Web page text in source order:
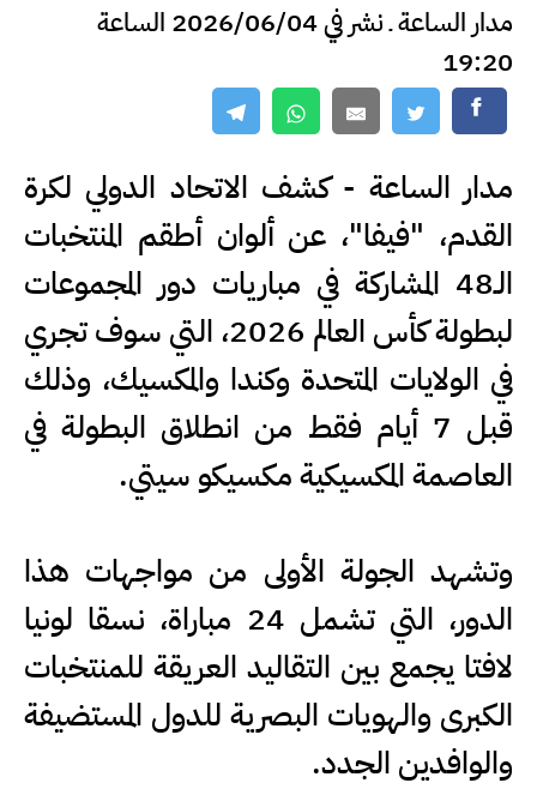
مدار الساعة ـ نشر في 2026/06/04 الساعة
19:20
مدار الساعة - كشف الاتحاد الدولي لكرة
القدم، "فيفا"، عن ألوان أطقم المنتخبات
الـ48 المشاركة في مباريات دور المجموعات
لبطولة كأس العالم 2026، التي سوف تجري
في الولايات المتحدة وكندا والمكسيك، وذلك
قبل 7 أيام فقط من انطلاق البطولة في
العاصمة المكسيكية مكسيكو سيتي.
وتشهد الجولة الأولى من مواجهات هذا
الدور، التي تشمل 24 مباراة، نسقا لونيا
لافتا يجمع بين التقاليد العريقة للمنتخبات
الكبرى والهويات البصرية للدول المستضيفة
والوافدين الجدد.